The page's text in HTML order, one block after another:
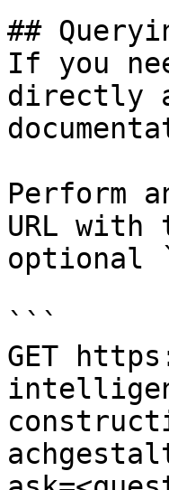
##
If you
directly
Perform
URL with
optional
```
GET